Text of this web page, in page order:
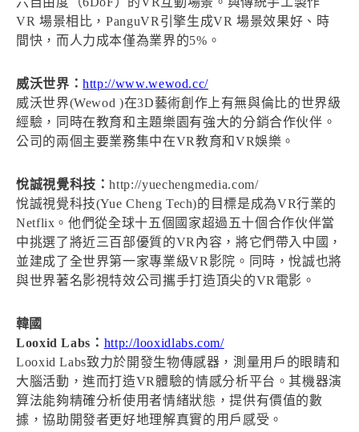
VR 場景相比，PanguVR引擎生成VR 場景效果好、時
間快，而人力成本僅為業界的5%。
威沃世界：http://www.wewod.cc/
威沃世界(Wewod )在3D藝術創作上有無與倫比的世界級
經驗，同時在教育和主題樂園有強大的分銷合作伙伴。
公司的兩個主要業務集中在VR教育和VR娛樂。
悅誠視覺科技：http://yuechengmedia.com/
悅誠視覺科技(Yue Cheng Tech)的目標是成為VR行業的
Netflix。他們從全球十五個國家超過五十個合作伙伴當
中挑選了將近三百部優質的VR內容，將它們帶入中國，
並建成了全世界第一家專業級VR影院。同時，悅誠也將
與世界著名影視特效公司攜手打造頂尖的VR電影。
韓國
Looxid Labs： http://looxidlabs.com/
Looxid Labs致力於開發生物傳感器，測量用戶的眼睛和
大腦活動，進而打造VR體驗的情感分析平台。其機器演
算法能夠精確分析使用者情緒狀態，提供有價值的數
據，協助開發者更好地理解真實的用戶感受。